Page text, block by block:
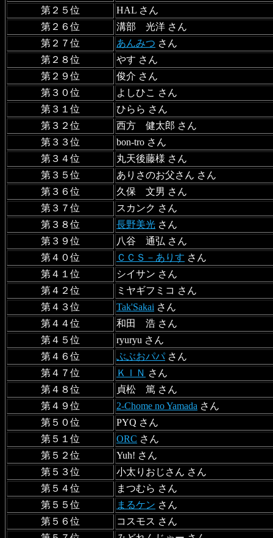
第２５位
HAL さん
第２６位
溝部 光洋 さん
第２７位
あんみつ さん
第２８位
やす さん
第２９位
俊介 さん
第３０位
よしひこ さん
第３１位
ひらら さん
第３２位
西方 健太郎 さん
第３３位
bon-tro さん
第３４位
丸天後藤様 さん
第３５位
ありさのお父さん さん
第３６位
久保 文男 さん
第３７位
スカンク さん
第３８位
長野美光 さん
第３９位
八谷 通弘 さん
第４０位
ＣＣＳ－ありす さん
第４１位
シイサン さん
第４２位
ミヤギフミコ さん
第４３位
Tak'Sakai さん
第４４位
和田 浩 さん
第４５位
ryuryu さん
第４６位
ぶぶおパパさん
第４７位
ＫＩＮ さん
第４８位
貞松 篤 さん
第４９位
2-Chome no Yamada さん
第５０位
PYQ さん
第５１位
ORC さん
第５２位
Yuh! さん
第５３位
小太りおじさん さん
第５４位
まつむら さん
第５５位
まるケン さん
第５６位
コスモス さん